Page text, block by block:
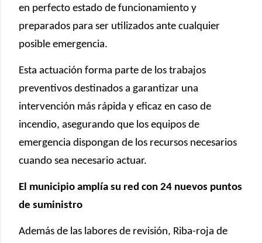
en perfecto estado de funcionamiento y
preparados para ser utilizados ante cualquier
posible emergencia.
Esta actuación forma parte de los trabajos
preventivos destinados a garantizar una
intervención más rápida y eficaz en caso de
incendio, asegurando que los equipos de
emergencia dispongan de los recursos necesarios
cuando sea necesario actuar.
El municipio amplía su red con 24 nuevos puntos
de suministro
Además de las labores de revisión, Riba-roja de